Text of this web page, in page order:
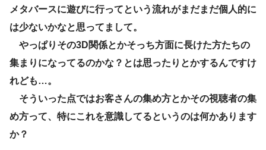
メタバースに遊びに行ってという流れがまだまだ個人的に
は少ないかなと思ってまして。
やっぱりその3D関係とかそっち方面に長けた方たちの
集まりになってるのかな？とは思ったりとかするんですけ
れども…。
そういった点ではお客さんの集め方とかその視聴者の集
め方って、特にこれを意識してるというのは何かあります
か？